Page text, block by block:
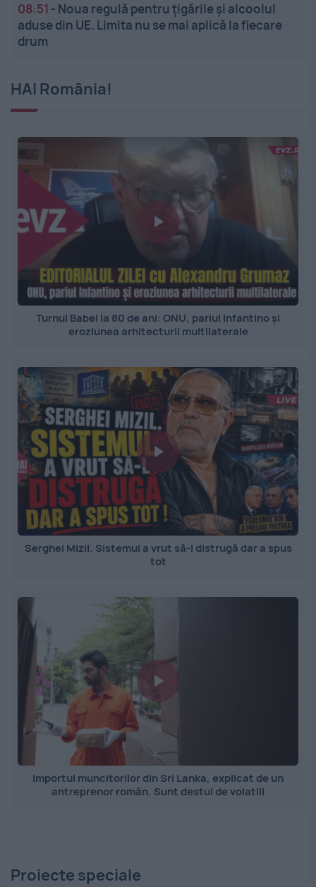
08:51 - Noua regulă pentru țigările și alcoolul
aduse din UE. Limita nu se mai aplică la fiecare
drum
HAI România!
Turnul Babel la 80 de ani: ONU, pariul Infantino și
eroziunea arhitecturii multilaterale
Serghei Mizil. Sistemul a vrut să-l distrugă dar a spus
tot
Importul muncitorilor din Sri Lanka, explicat de un
antreprenor român. Sunt destul de volatili
Proiecte speciale